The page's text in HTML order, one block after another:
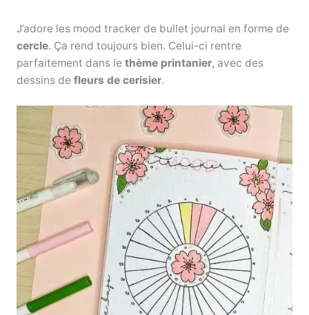
J’adore les mood tracker de bullet journal en forme de
cercle. Ça rend toujours bien. Celui-ci rentre
parfaitement dans le thème printanier, avec des
dessins de fleurs de cerisier.